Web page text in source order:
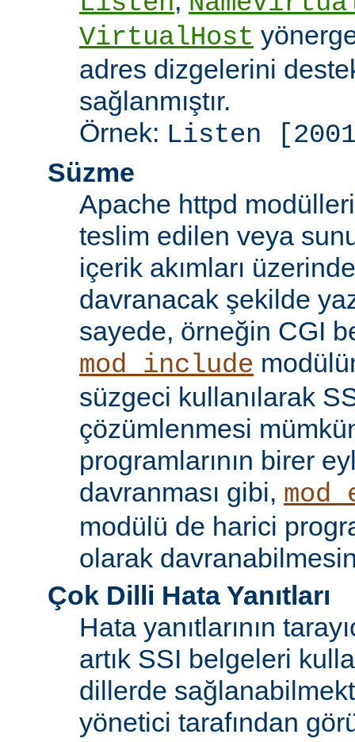
VirtualHost
adres dizgelerini
sağlanmıştır.
Örnek: Listen
Süzme
Apache httpd
teslim edilen veya
içerik akımları
davranacak şekilde
sayede, örneğin CGI
mod_include
süzgeci kullanılarak
çözümlenmesi
programlarının birer
davranması gibi,
modülü de harici
olarak
Çok Dilli Hata Yanıtları
Hata yanıtlarının
artık SSI belgeleri
dillerde
yönetici tarafından